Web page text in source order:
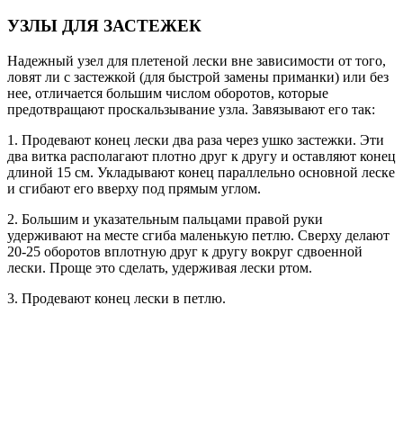
УЗЛЫ ДЛЯ ЗАСТЕЖЕК
Надежный узел для плетеной лески вне зависимости от того,
ловят ли с застежкой (для быстрой замены приманки) или без
нее, отличается большим числом оборотов, которые
предотвращают проскальзывание узла. Завязывают его так:
1. Продевают конец лески два раза через ушко застежки. Эти
два витка располагают плотно друг к другу и оставляют конец
длиной 15 см. Укладывают конец параллельно основной леске
и сгибают его вверху под прямым углом.
2. Большим и указательным пальцами правой руки
удерживают на месте сгиба маленькую петлю. Сверху делают
20-25 оборотов вплотную друг к другу вокруг сдвоенной
лески. Проще это сделать, удерживая лески ртом.
3. Продевают конец лески в петлю.